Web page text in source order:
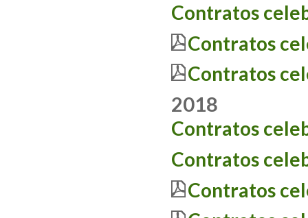
Contratos
Contratos
Contratos
2018
Contratos
Contratos
Contratos